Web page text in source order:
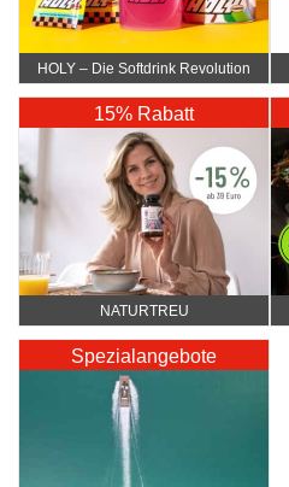
HOLY – Die Softdrink Revolution
15% Rabatt
NATURTREU
Spezialangebote